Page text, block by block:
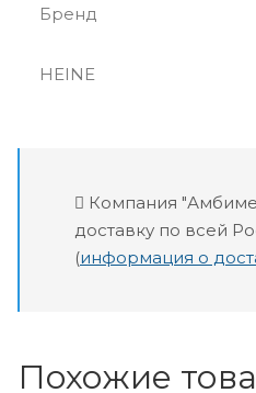
Бренд
HEINE
Компания
доставку по всей
(информация о
Похожие